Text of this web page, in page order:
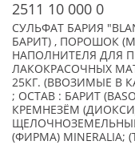
2511 10 000 0
СУЛЬФАТ БАРИЯ
БАРИТ) , ПОРОШОК
НАПОЛНИТЕЛЯ ДЛЯ
ЛАКОКРАСОЧНЫХ
25КГ. (ВВОЗИМЫЕ В
; ОСТАВ : БАРИТ
КРЕМНЕЗЁМ
(ФИРМА) MINERALIA;